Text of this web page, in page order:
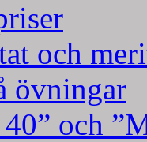
och
övningar
och